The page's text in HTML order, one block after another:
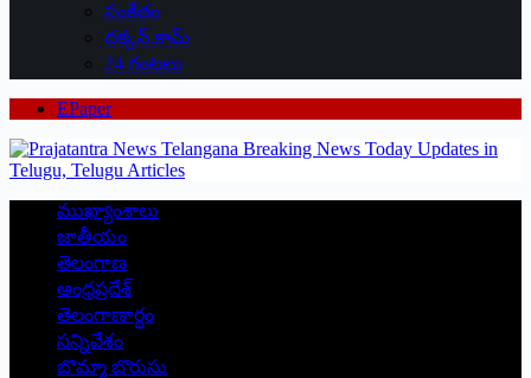
సంకేతం
దక్కన్.కామ్
24 గంటలు
EPaper
ముఖ్యాంశాలు
జాతీయం
తెలంగాణ
ఆంధ్రప్రదేశ్
తెలంగాణార్థం
సన్నివేశం
బొమ్మా బొరుసు